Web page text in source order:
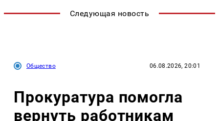
Следующая новость
Общество 06.08.2026, 20:01
Прокуратура помогла
вернуть работникам